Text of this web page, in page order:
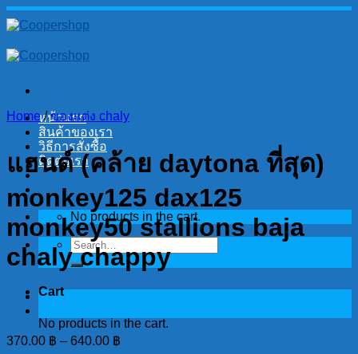
Skip
to
หน้าแรก
สินค้าของเรา
วิธีการสั่งซื้อ
ติดต่อเรา
No products in the cart.
Search
for:
Cart
No products in the cart.
Home / ของแต่ง chaly
แฮนด์ (คล้าย daytona ที่สุด)
monkey125 dax125
monkey50 stallions baja
chaly chappy
370.00 ฿ – 640.00 ฿